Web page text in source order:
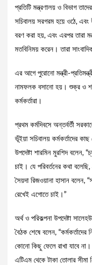
প্রতিটি মন্ত্রণালয় ও বিভাগ
সচিবালয় সরগরম হয়ে ওঠে, এবং
বরণ করা হয়, এবং এরপর তারা
মতবিনিময় করেন। তারা
এর আগে পুরোনো মন্ত্রী-
নামফলক বসানো হয়। শুক্র ও
কর্মকর্তারা।
প্রথম কর্মদিবসে অন্তর্বর্তী
ভূঁইয়া সচিবালয় কর্মকর্তাদের
উপদেষ্টা শারমিন মুরশিদ বলেন,
চাই। যে পরিবর্তনের কথা বলেছি,
সৈয়দা রিজওয়ানা হাসান বলেন,
রেখেই এগোতে চাই।”
অর্থ ও পরিকল্পনা উপদেষ্টা
বৈঠক শেষে বলেন, “কর্মকর্তাদের
কোনো কিছু ফেলে রাখা যাবে না।
এটিএম থেকে টাকা তোলার সীমা